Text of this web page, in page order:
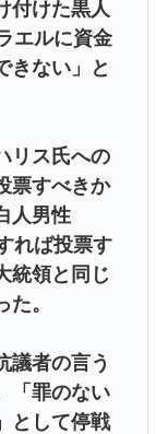
付けた黒人
エルに資金
きない」と
リス氏への
票すべきか
人男性
れば投票す
統領と同じ
。
議者の言う
「罪のない
として停戦